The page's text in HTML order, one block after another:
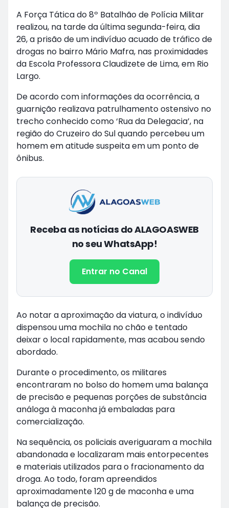
A Força Tática do 8º Batalhão de Polícia Militar
realizou, na tarde da última segunda-feira, dia
26, a prisão de um indivíduo acuado de tráfico de
drogas no bairro Mário Mafra, nas proximidades
da Escola Professora Claudizete de Lima, em Rio
Largo.
De acordo com informações da ocorrência, a
guarnição realizava patrulhamento ostensivo no
trecho conhecido como ‘Rua da Delegacia’, na
região do Cruzeiro do Sul quando percebeu um
homem em atitude suspeita em um ponto de
ônibus.
Receba as notícias do ALAGOASWEB
no seu WhatsApp!
Entrar no Canal
Ao notar a aproximação da viatura, o indivíduo
dispensou uma mochila no chão e tentado
deixar o local rapidamente, mas acabou sendo
abordado.
Durante o procedimento, os militares
encontraram no bolso do homem uma balança
de precisão e pequenas porções de substância
análoga à maconha já embaladas para
comercialização.
Na sequência, os policiais averiguaram a mochila
abandonada e localizaram mais entorpecentes
e materiais utilizados para o fracionamento da
droga. Ao todo, foram apreendidos
aproximadamente 120 g de maconha e uma
balança de precisão.